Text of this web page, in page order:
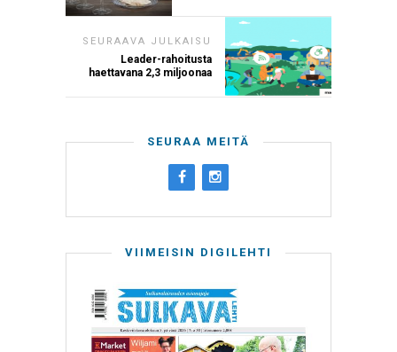
SEURAAVA JULKAISU
Leader-rahoitusta
haettavana 2,3 miljoonaa
SEURAA MEITÄ
VIIMEISIN DIGILEHTI